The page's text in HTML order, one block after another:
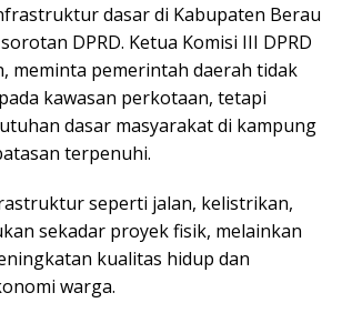
dasar di Kabupaten Berau
DPRD. Ketua Komisi III DPRD
meminta pemerintah daerah tidak
kawasan perkotaan, tetapi
dasar masyarakat di kampung
terpenuhi.
seperti jalan, kelistrikan,
sekadar proyek fisik, melainkan
kualitas hidup dan
warga.